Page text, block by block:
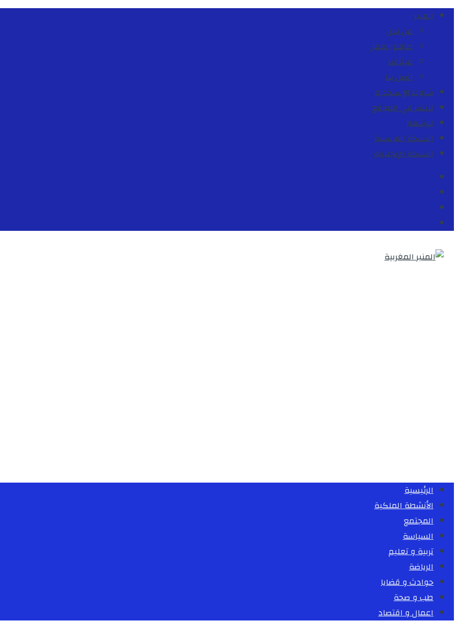
المنبر
من نحن
طاقم العمل
ميثاقنا
اتصل بنا
شروط الإستخدام
للنشر في الموقع
للإشهار
النسخة الفرنسية
النسخة الإنجليزية
الرئيسية
الأنشطة الملكية
المجتمع
السياسة
تربية و تعليم
الرياضة
حوادث و قضايا
طب و صحة
اعمال و اقتصاد